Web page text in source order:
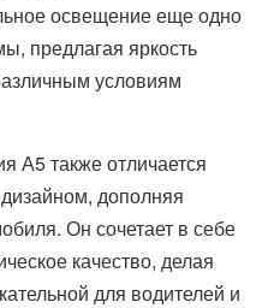
освещение еще одно
предлагая яркость
условиям
А5 также отличается
дополняя
Он сочетает в себе
качество, делая
для водителей и